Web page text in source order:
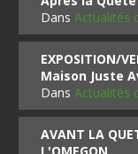
DansActualités
EXPOSITION/
Maison Juste
DansActualités
AVANT LA